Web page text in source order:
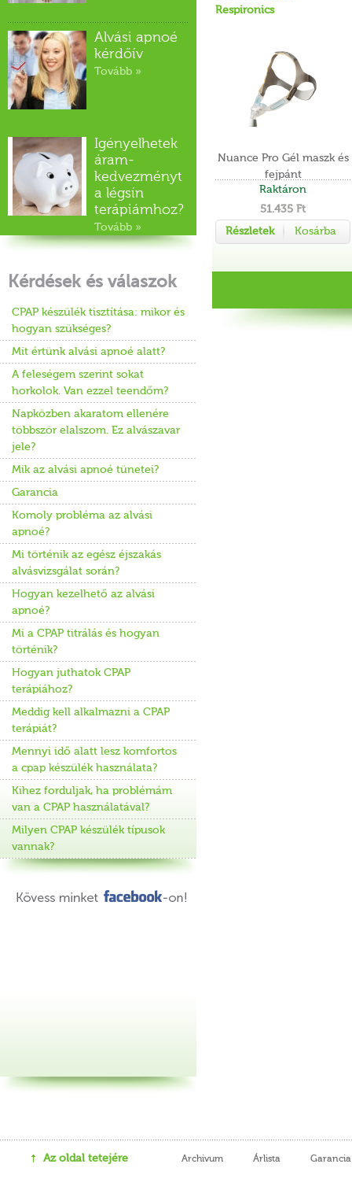
Alvási apnoé
kérdőív
Tovább »
Igényelhetek
áram-
kedvezményt
a légsín
terápiámhoz?
Tovább »
Kérdések és válaszok
CPAP készülék tisztítása: mikor és
hogyan szükséges?
Mit értünk alvási apnoé alatt?
A feleségem szerint sokat
horkolok. Van ezzel teendőm?
Napközben akaratom ellenére
többször elalszom. Ez alvászavar
jele?
Mik az alvási apnoé tünetei?
Garancia
Komoly probléma az alvási
apnoé?
Mi történik az egész éjszakás
alvásvizsgálat során?
Hogyan kezelhető az alvási
apnoé?
Mi a CPAP titrálás és hogyan
történik?
Hogyan juthatok CPAP
terápiához?
Meddig kell alkalmazni a CPAP
terápiát?
Mennyi idő alatt lesz komfortos
a cpap készülék használata?
Kihez forduljak, ha problémám
van a CPAP használatával?
Milyen CPAP készülék típusok
vannak?
Respironics
Nuance Pro Gél maszk és
fejpánt
Raktáron
51.435 Ft
Részletek
Kosárba
Az oldal tetejére Archivum Árlista Garancia